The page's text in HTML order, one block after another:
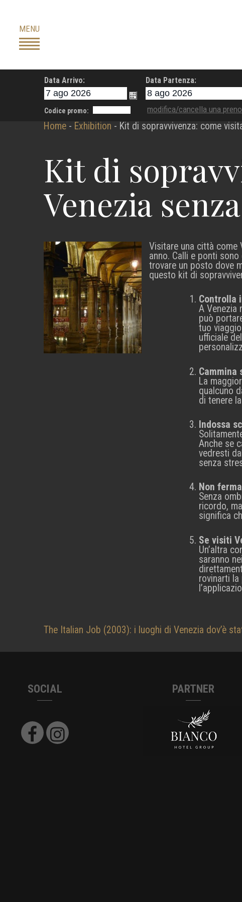
content
MENU
Data Arrivo: Data Partenza:
Codice promo: modifica/cancella una
Home - Exhibition - Kit di sopravvivenza: come
Kit di
Venezia
Visitare una città come
anno. Calli e ponti
trovare un posto dove
questo kit di
Controlla
A Venezia
può
tuo
ufficiale
Cammina
La
qualcuno
di tenere
Indossa
Anche se
vedresti
senza
Non
Senza
ricordo,
significa
Se visiti
Un’altra
saranno
rovinarti la
Navigazione
articoli
The Italian Job (2003): i luoghi di Venezia dov’è
SOCIAL PARTNER